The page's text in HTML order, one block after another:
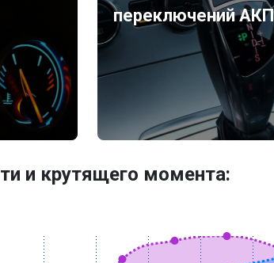
переключений
и крутящего момента: